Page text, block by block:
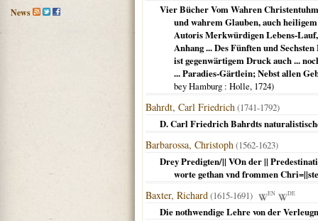
News
Vier Bücher Vom Wahren
und wahrem Glauben, auch
Autoris Merkwürdigen Lebens-
Anhang ... Des Fünften und
ist gegenwärtigem Druck auch ...
... Paradies-Gärtlein; Nebst allen
bey Hamburg : Holle, 1724)
Bahrdt, Carl Friedrich(1741-1792)
D. Carl Friedrich Bahrdts
Barbarossa, Christoph(1562-1623)
Drey Predigten/|| VOn der ||
worte gethan vnd frommen
Baxter, Richard(1615-1691) EN DE
Die nothwendige Lehre von der